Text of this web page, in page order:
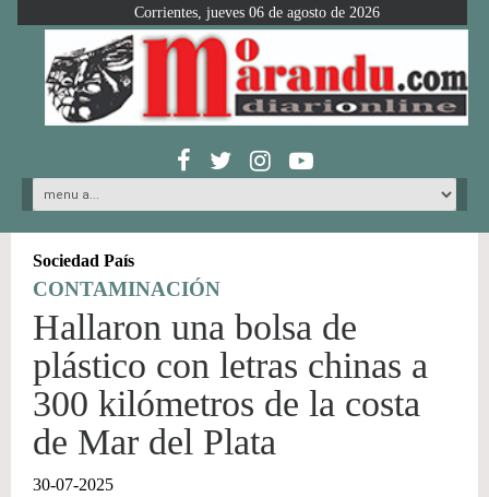
Corrientes, jueves 06 de agosto de 2026
Sociedad País
CONTAMINACIÓN
Hallaron una bolsa de
plástico con letras chinas a
300 kilómetros de la costa
de Mar del Plata
30-07-2025